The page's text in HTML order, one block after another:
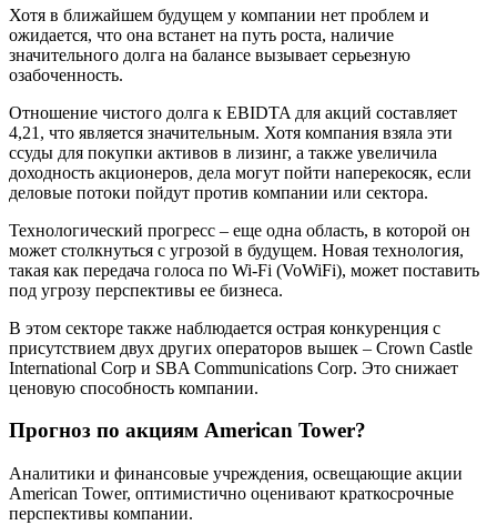
Хотя в ближайшем будущем у компании нет проблем и
ожидается, что она встанет на путь роста, наличие
значительного долга на балансе вызывает серьезную
озабоченность.
Отношение чистого долга к EBIDTA для акций составляет
4,21, что является значительным. Хотя компания взяла эти
ссуды для покупки активов в лизинг, а также увеличила
доходность акционеров, дела могут пойти наперекосяк, если
деловые потоки пойдут против компании или сектора.
Технологический прогресс – еще одна область, в которой он
может столкнуться с угрозой в будущем. Новая технология,
такая как передача голоса по Wi-Fi (VoWiFi), может поставить
под угрозу перспективы ее бизнеса.
В этом секторе также наблюдается острая конкуренция с
присутствием двух других операторов вышек – Crown Castle
International Corp и SBA Communications Corp. Это снижает
ценовую способность компании.
Прогноз по акциям American Tower?
Аналитики и финансовые учреждения, освещающие акции
American Tower, оптимистично оценивают краткосрочные
перспективы компании.